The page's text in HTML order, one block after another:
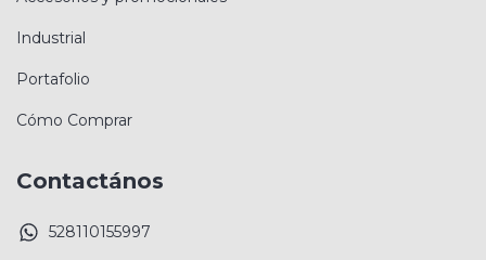
Industrial
Portafolio
Cómo Comprar
Contactános
528110155997